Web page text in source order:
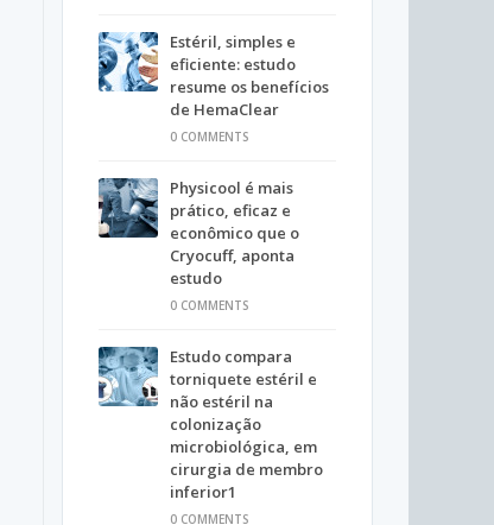
Estéril, simples e
eficiente: estudo
resume os benefícios
de HemaClear
0 COMMENTS
Physicool é mais
prático, eficaz e
econômico que o
Cryocuff, aponta
estudo
0 COMMENTS
Estudo compara
torniquete estéril e
não estéril na
colonização
microbiológica, em
cirurgia de membro
inferior1
0 COMMENTS